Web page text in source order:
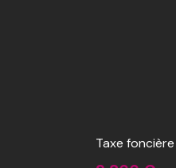
Taxe